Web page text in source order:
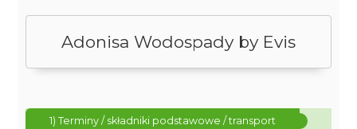
Adonisa Wodospady by Evis
1) Terminy / składniki podstawowe / transport